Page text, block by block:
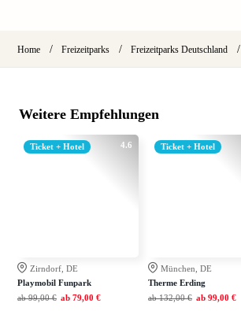
Home / Freizeitparks / Freizeitparks Deutschland /
Weitere Empfehlungen
4.6
Ticket + Hotel
Zirndorf, DE
Playmobil Funpark
ab 99,00 € ab 79,00 €
Ticket + Hotel
München, DE
Therme Erding
ab 132,00 € ab 99,00 €